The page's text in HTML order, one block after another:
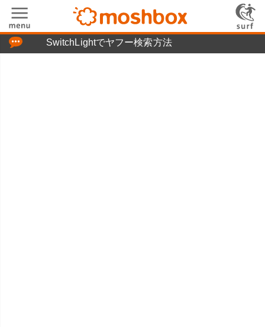
SwitchLightでヤフー検索方法
「つぶやき」の使い方